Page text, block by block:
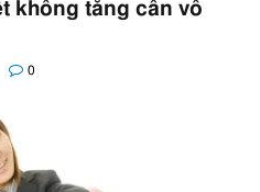
không tăng cân vô
0